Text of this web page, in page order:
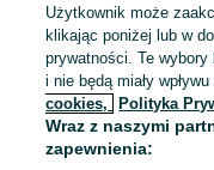
Użytkownik może
klikając poniżej lub w
prywatności. Te
i nie będą miały
cookies,
Polityka
Wraz z naszymi
zapewnienia: